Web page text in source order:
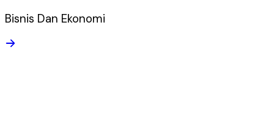
Bisnis Dan Ekonomi